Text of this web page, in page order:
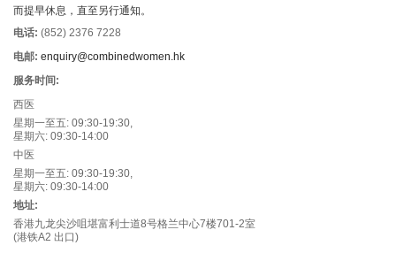
而提早休息，直至另行通知。
电话: (852) 2376 7228
电邮: enquiry@combinedwomen.hk
服务时间:
西医
星期一至五: 09:30-19:30,
星期六: 09:30-14:00
中医
星期一至五: 09:30-19:30,
星期六: 09:30-14:00
地址:
香港九龙尖沙咀堪富利士道8号格兰中心7楼701-2室
(港铁A2 出口)